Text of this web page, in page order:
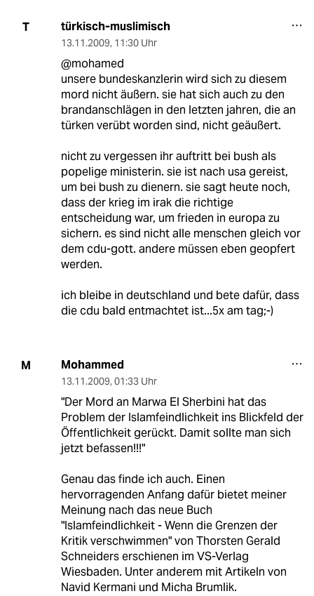
T türkisch-muslimisch
13.11.2009, 11:30 Uhr
@mohamed
unsere bundeskanzlerin wird sich zu diesem
mord nicht äußern. sie hat sich auch zu den
brandanschlägen in den letzten jahren, die an
türken verübt worden sind, nicht geäußert.
nicht zu vergessen ihr auftritt bei bush als
popelige ministerin. sie ist nach usa gereist,
um bei bush zu dienern. sie sagt heute noch,
dass der krieg im irak die richtige
entscheidung war, um frieden in europa zu
sichern. es sind nicht alle menschen gleich vor
dem cdu-gott. andere müssen eben geopfert
werden.
ich bleibe in deutschland und bete dafür, dass
die cdu bald entmachtet ist...5x am tag;-)
M Mohammed
13.11.2009, 01:33 Uhr
"Der Mord an Marwa El Sherbini hat das
Problem der Islamfeindlichkeit ins Blickfeld der
Öffentlichkeit gerückt. Damit sollte man sich
jetzt befassen!!!"
Genau das finde ich auch. Einen
hervorragenden Anfang dafür bietet meiner
Meinung nach das neue Buch
"Islamfeindlichkeit - Wenn die Grenzen der
Kritik verschwimmen" von Thorsten Gerald
Schneiders erschienen im VS-Verlag
Wiesbaden. Unter anderem mit Artikeln von
Navid Kermani und Micha Brumlik.